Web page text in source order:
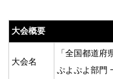
大会概要
大会名
「全国都道府
ぷよぷよ部門